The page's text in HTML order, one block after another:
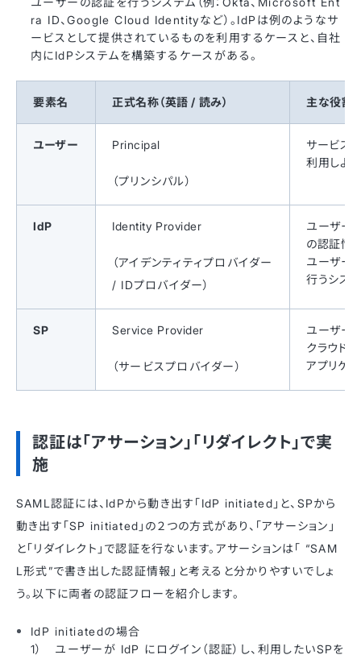
ra ID、Google Cloud Identityなど）。IdPは例のようなサ
ービスとして提供されているものを利用するケースと、自社
内にIdPシステムを構築するケースがある。
要素名 正式名称（英語 / 読み） 主な役割
ユーザー Principal
（プリンシパル）
サービス
利用しよ
IdP Identity Provider
（アイデンティティプロバイダー
/ IDプロバイダー）
ユーザー
の認証情
ユーザー
行うシステ
SP Service Provider
（サービスプロバイダー）
ユーザー
クラウド
アプリケー
認証は「アサーション」「リダイレクト」で実
施
SAML認証には、IdPから動き出す「IdP initiated」と、SPから
動き出す「SP initiated」の２つの方式があり、「アサーション」
と「リダイレクト」で認証を行ないます。アサーションは「 “SAM
L形式”で書き出した認証情報」と考えると分かりやすいでしょ
う。以下に両者の認証フローを紹介します。
IdP initiatedの場合
1） ユーザーが IdP にログイン（認証）し、利用したいSPを